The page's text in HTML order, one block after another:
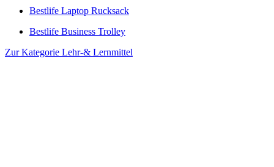
Bestlife Laptop Rucksack
Bestlife Business Trolley
Zur Kategorie Lehr-& Lernmittel